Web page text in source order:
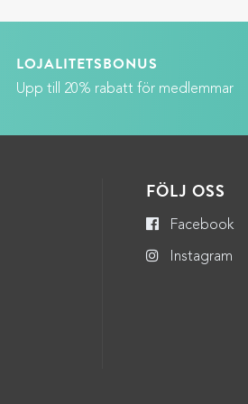
LOJALITETSBONUS
Upp till 20% rabatt för medlemmar
FÖLJ OSS
Facebook
Instagram